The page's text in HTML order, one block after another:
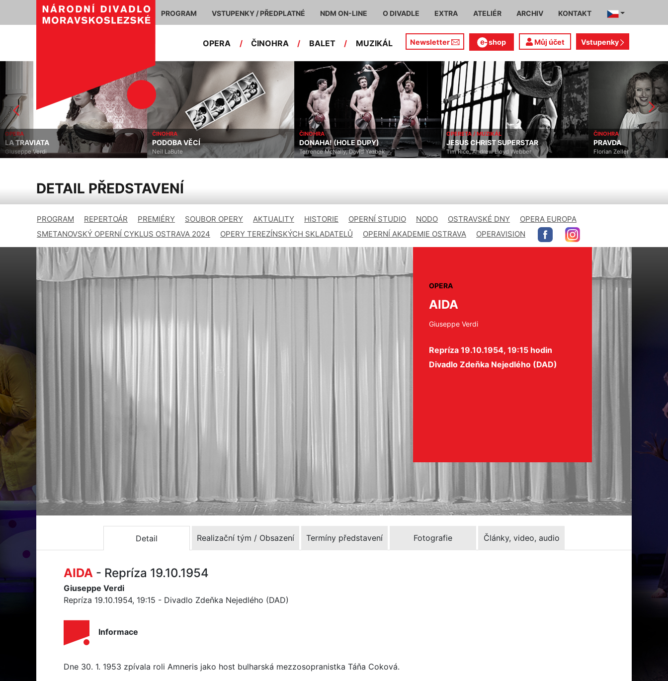
PROGRAM VSTUPENKY / PŘEDPLATNÉ NDM ON-LINE O DIVADLE EXTRA ATELIÉR ARCHIV KONTAKT
OPERA / ČINOHRA / BALET / MUZIKÁL Newsletter shop Můj účet Vstupenky
OPERA
LA TRAVIATA
Giuseppe Verdi
ČINOHRA
PODOBA VĚCÍ
Neil LaBute
ČINOHRA
DONAHA! (HOLE DUPY)
Terrence McNally, David Yazbek
OPERETA / MUZIKÁL
JESUS CHRIST SUPERSTAR
Tim Rice, Andrew Lloyd Webber
ČINOHRA
PRAVDA
Florian Zeller
DETAIL PŘEDSTAVENÍ
PROGRAM REPERTOÁR PREMIÉRY SOUBOR OPERY AKTUALITY HISTORIE OPERNÍ STUDIO NODO OSTRAVSKÉ DNY
OPERA EUROPA
SMETANOVSKÝ OPERNÍ CYKLUS OSTRAVA 2024
OPERY TEREZÍNSKÝCH SKLADATELŮ OPERNÍ AKADEMIE OSTRAVA OPERAVISION
OPERA
AIDA
Giuseppe Verdi
Repríza 19.10.1954, 19:15 hodin
Divadlo Zdeňka Nejedlého (DAD)
Detail Realizační tým / Obsazení Termíny představení Fotografie Články, video, audio
AIDA - Repríza 19.10.1954
Giuseppe Verdi
Repríza 19.10.1954, 19:15 - Divadlo Zdeňka Nejedlého (DAD)
Informace
Dne 30. 1. 1953 zpívala roli Amneris jako host bulharská mezzosopranistka Táňa Coková.